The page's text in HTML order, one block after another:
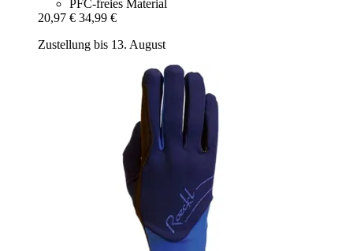
PFC-freies Material
20,97 € 34,99 €
Zustellung bis 13. August